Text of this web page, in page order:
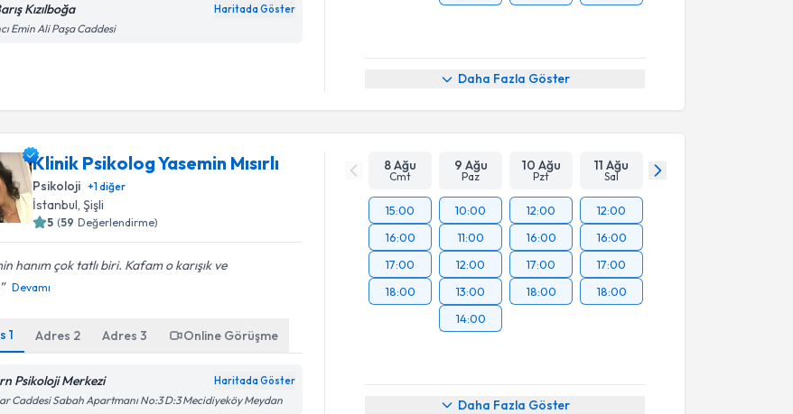
Kızılboğa Haritada Göster
Emin Ali Paşa Caddesi
Daha Fazla Göster
Klinik Psikolog Yasemin Mısırlı
Psikoloji +1diğer
İstanbul , Şişli
5 (59 Değerlendirme)
hanım çok tatlı biri. Kafam o karışık ve
Devamı
1 Adres 2 Adres3 Online Görüşme
Psikoloji Merkezi Haritada Göster
Caddesi Sabah Apartmanı No:3 D:3 Mecidiyeköy Meydan
8 Ağu
Cmt
9 Ağu
Paz
10 Ağu
Pzt
11 Ağu
Sal
15:00
16:00
17:00
18:00
10:00
11:00
12:00
13:00
14:00
12:00
16:00
17:00
18:00
12:00
16:00
17:00
18:00
Daha Fazla Göster